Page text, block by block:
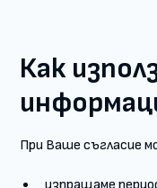
Как
При Ваше съгласие